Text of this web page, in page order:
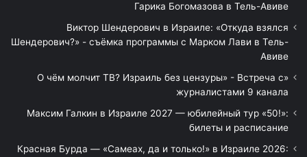
Гарика Богомазова в Тель-Авиве
Виктор Шендерович в Израиле: «Откуда взялся
Шендерович?» - съёмка программы с Марком Лави в Тель-
Авиве
«О чём молчит ТВ? Израиль без цензуры» - Встреча с
журналистами 9 канала
Максим Галкин в Израиле 2027 — юбилейный тур «50!»:
билеты и расписание
Красная Бурда — «Самеах, да и только!» в Израиле 2026: